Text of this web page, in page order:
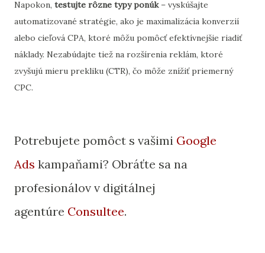
Napokon, testujte rôzne typy ponúk– vyskúšajte
automatizované stratégie, ako je maximalizácia konverzií
alebo cieľová CPA, ktoré môžu pomôcť efektívnejšie riadiť
náklady. Nezabúdajte tiež na rozšírenia reklám, ktoré
zvyšujú mieru prekliku (CTR), čo môže znížiť priemerný
CPC.
Potrebujete pomôct s vašimi Google
Ads kampaňami? Obráťte sa na
profesionálov v digitálnej
agentúre Consultee.